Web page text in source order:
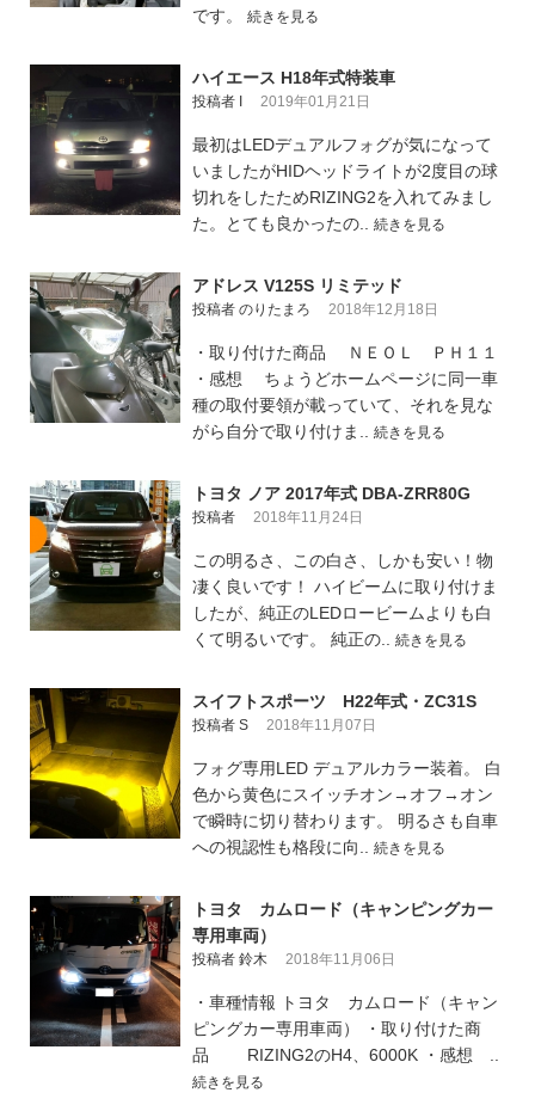
です。 続きを見る
ハイエース H18年式特装車
投稿者 I 2019年01月21日
最初はLEDデュアルフォグが気になって
いましたがHIDヘッドライトが2度目の球
切れをしたためRIZING2を入れてみまし
た。とても良かったの.. 続きを見る
アドレス V125S リミテッド
投稿者 のりたまろ 2018年12月18日
・取り付けた商品 ＮＥＯＬ ＰＨ１１
・感想 ちょうどホームページに同一車
種の取付要領が載っていて、それを見な
がら自分で取り付けま.. 続きを見る
トヨタ ノア 2017年式 DBA-ZRR80G
投稿者 2018年11月24日
この明るさ、この白さ、しかも安い！物
凄く良いです！ ハイビームに取り付けま
したが、純正のLEDロービームよりも白
くて明るいです。 純正の.. 続きを見る
スイフトスポーツ H22年式・ZC31S
投稿者 S 2018年11月07日
フォグ専用LED デュアルカラー装着。 白
色から黄色にスイッチオン→オフ→オン
で瞬時に切り替わります。 明るさも自車
への視認性も格段に向.. 続きを見る
トヨタ カムロード（キャンピングカー
専用車両）
投稿者 鈴木 2018年11月06日
・車種情報 トヨタ カムロード（キャン
ピングカー専用車両） ・取り付けた商
品 RIZING2のH4、6000K ・感想 ..
続きを見る